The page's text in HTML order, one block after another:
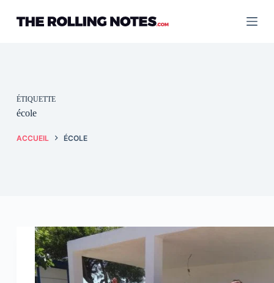
contenu
ÉTIQUETTE
école
ACCUEIL ÉCOLE